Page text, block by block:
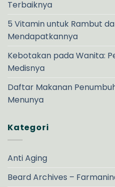
Terbaiknya
5 Vitamin untuk Rambut
Mendapatkannya
Kebotakan pada Wanita:
Medisnya
Daftar Makanan
Menunya
Kategori
Anti Aging
Beard Archives –